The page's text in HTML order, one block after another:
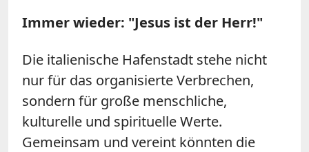
Immer wieder: "Jesus ist der Herr!"
Die italienische Hafenstadt stehe nicht
nur für das organisierte Verbrechen,
sondern für große menschliche,
kulturelle und spirituelle Werte.
Gemeinsam und vereint könnten die